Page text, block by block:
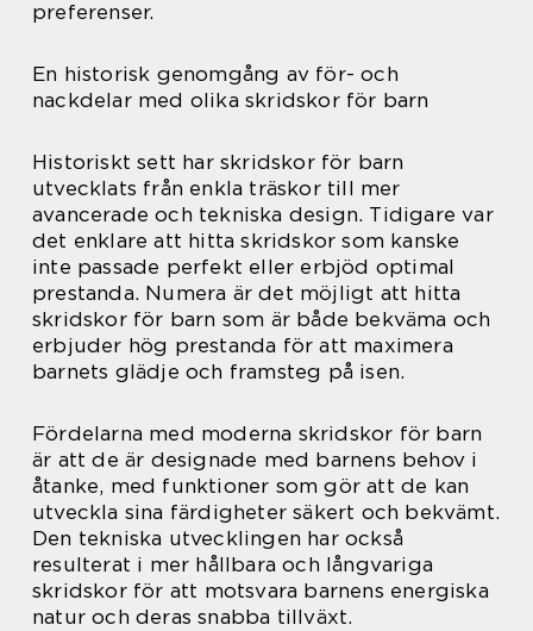
preferenser.
En historisk genomgång av för- och
nackdelar med olika skridskor för barn
Historiskt sett har skridskor för barn
utvecklats från enkla träskor till mer
avancerade och tekniska design. Tidigare var
det enklare att hitta skridskor som kanske
inte passade perfekt eller erbjöd optimal
prestanda. Numera är det möjligt att hitta
skridskor för barn som är både bekväma och
erbjuder hög prestanda för att maximera
barnets glädje och framsteg på isen.
Fördelarna med moderna skridskor för barn
är att de är designade med barnens behov i
åtanke, med funktioner som gör att de kan
utveckla sina färdigheter säkert och bekvämt.
Den tekniska utvecklingen har också
resulterat i mer hållbara och långvariga
skridskor för att motsvara barnens energiska
natur och deras snabba tillväxt.